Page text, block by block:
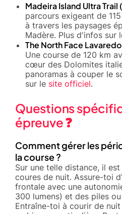
Madeira Island Ultra Trail
parcours exigeant de
à travers les paysages
Madère. Plus d'infos sur
The North Face
Une course de 120 km
cœur des Dolomites
panoramas à couper le
sur le site officiel.
Questions
épreuve ❓
Comment gérer les
la course ?
Sur une telle distance, il
coures de nuit. Assure-toi
frontale avec une
300 lumens) et des piles
Entraîne-toi à courir de